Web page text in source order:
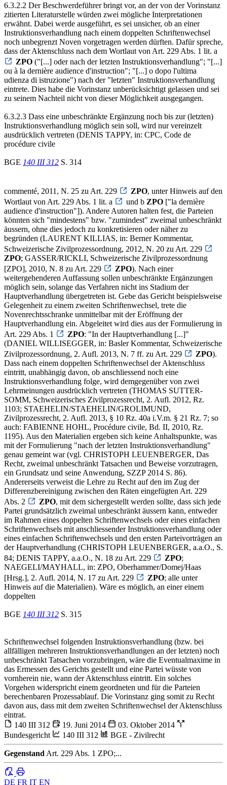
6.3.2.2 Der Beschwerdeführer bringt vor, an der von der Vorinstanz
zitierten Literaturstelle würden zwei mögliche Interpretationen
erwähnt. Dabei werde ausgeführt, es sei unsicher, ob an einer
Instruktionsverhandlung nach einem doppelten Schriftenwechsel
noch unbegrenzt Noven vorgetragen werden dürften. Dafür spreche,
dass der Aktenschluss nach dem Wortlaut von Art. 229 Abs. 1 lit. a
ZPO ("[...] oder nach der letzten Instruktionsverhandlung"; "[...]
ou à la dernière audience d'instruction"; "[...] o dopo l'ultima
udienza di istruzione") nach der "letzten" Instruktionsverhandlung
eintrete. Dies habe die Vorinstanz unberücksichtigt gelassen und sei
zu seinem Nachteil nicht von dieser Möglichkeit ausgegangen.
6.3.2.3 Dass eine unbeschränkte Ergänzung noch bis zur (letzten)
Instruktionsverhandlung möglich sein soll, wird nur vereinzelt
ausdrücklich vertreten (DENIS TAPPY, in: CPC, Code de
procédure civile
BGE 140 III 312 S. 314
commenté, 2011, N. 25 zu Art. 229 ZPO, unter Hinweis auf den
Wortlaut von Art. 229 Abs. 1 lit. a
und b ZPO ["la dernière
audience d'instruction"]). Andere Autoren halten fest, die Parteien
könnten sich "mindestens" bzw. "zumindest" zweimal unbeschränkt
äussern, ohne dies jedoch zu konkretisieren oder näher zu
begründen (LAURENT KILLIAS, in: Berner Kommentar,
Schweizerische Zivilprozessordnung, 2012, N. 20 zu Art. 229
ZPO; GASSER/RICKLI, Schweizerische Zivilprozessordnung
[ZPO], 2010, N. 8 zu Art. 229
ZPO). Nach einer
weitergehenderen Auffassung sollen unbeschränkte Ergänzungen
möglich sein, solange das Verfahren nicht ins Stadium der
Hauptverhandlung übergetreten ist. Gebe das Gericht beispielsweise
Gelegenheit zu einem zweiten Schriftenwechsel, trete die
Novenrechtsschranke unmittelbar mit der Eröffnung der
Hauptverhandlung ein. Abgeleitet wird dies aus der Formulierung in
Art. 229 Abs. 1
ZPO: "In der Hauptverhandlung [...]"
(DANIEL WILLISEGGER, in: Basler Kommentar, Schweizerische
Zivilprozessordnung, 2. Aufl. 2013, N. 7 ff. zu Art. 229
ZPO).
Dass nach einem doppelten Schriftenwechsel der Aktenschluss
eintritt, unabhängig davon, ob anschliessend noch eine
Instruktionsverhandlung folge, wird demgegenüber von zwei
Lehrmeinungen ausdrücklich vertreten (THOMAS SUTTER-
SOMM, Schweizerisches Zivilprozessrecht, 2. Aufl. 2012, Rz.
1103; STAEHELIN/STAEHELIN/GROLIMUND,
Zivilprozessrecht, 2. Aufl. 2013, § 10 Rz. 40a i.V.m. § 21 Rz. 7; so
auch: FABIENNE HOHL, Procédure civile, Bd. II, 2010, Rz.
1195). Aus den Materialien ergeben sich keine Anhaltspunkte, was
mit der Formulierung "nach der letzten Instruktionsverhandlung"
genau gemeint war (vgl. CHRISTOPH LEUENBERGER, Das
Recht, zweimal unbeschränkt Tatsachen und Beweise vorzutragen,
ein Grundsatz und seine Anwendung, SZZP 2014 S. 86).
Andererseits verweist die Lehre zu Recht auf den im Zug der
Differenzbereinigung zwischen den Räten eingefügten Art. 229
Abs. 2
ZPO, mit dem sichergestellt werden sollte, dass sich jede
Partei grundsätzlich zweimal unbeschränkt äussern kann, entweder
im Rahmen eines doppelten Schriftenwechsels oder eines einfachen
Schriftenwechsels mit anschliessender Instruktionsverhandlung oder
eines einfachen Schriftenwechsels und den ersten Parteivorträgen an
der Hauptverhandlung (CHRISTOPH LEUENBERGER, a.a.O., S.
84; DENIS TAPPY, a.a.O., N. 18 zu Art. 229
ZPO;
NAEGELI/MAYHALL, in: ZPO, Oberhammer/Domej/Haas
[Hrsg.], 2. Aufl. 2014, N. 17 zu Art. 229
ZPO; alle unter
Hinweis auf die Materialien). Wäre es möglich, an einer einem
doppelten
BGE 140 III 312 S. 315
Schriftenwechsel folgenden Instruktionsverhandlung (bzw. bei
allfälligen mehreren Instruktionsverhandlungen an der letzten) noch
unbeschränkt Tatsachen vorzubringen, wäre die Eventualmaxime in
das Ermessen des Gerichts gestellt und eine Partei wüsste von
vornherein nie, wann der Aktenschluss eintritt. Ein solches
Vorgehen widerspricht einem geordneten und für die Parteien
berechenbaren Prozessablauf. Die Vorinstanz ging somit zu Recht
davon aus, dass mit dem zweiten Schriftenwechsel der Aktenschluss
eintrat.
140 III 312
19. Juni 2014
03. Oktober 2014
Bundesgericht
140 III 312 BGE - Zivilrecht
Gegenstand Art. 229 Abs. 1 ZPO;...
DE FR IT EN